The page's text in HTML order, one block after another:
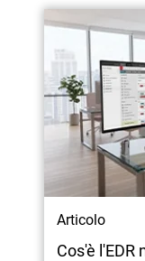
Articolo
Cos'è